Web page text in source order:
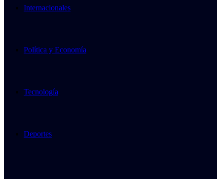
Internacionales
Política y Economía
Tecnología
Deportes